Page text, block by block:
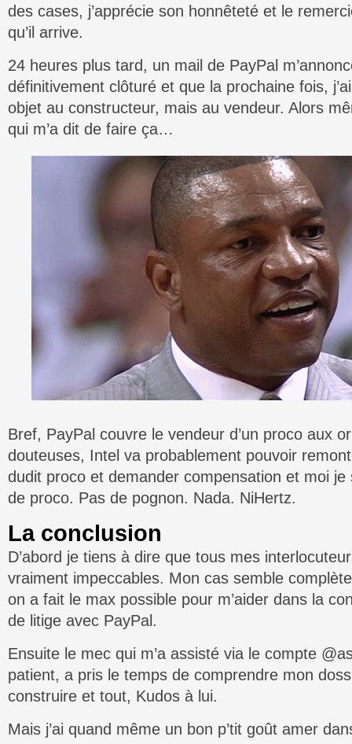
des cases, j’apprécie son honnêteté et le
qu’il arrive.
24 heures plus tard, un mail de PayPal
définitivement clôturé et que la prochaine fois,
objet au constructeur, mais au vendeur. Alors
qui m’a dit de faire ça…
Bref, PayPal couvre le vendeur d’un proco aux
douteuses, Intel va probablement pouvoir
dudit proco et demander compensation et moi
de proco. Pas de pognon. Nada. NiHertz.
La conclusion
D’abord je tiens à dire que tous mes
vraiment impeccables. Mon cas semble
on a fait le max possible pour m’aider dans la
de litige avec PayPal.
Ensuite le mec qui m’a assisté via le compte
patient, a pris le temps de comprendre mon
construire et tout, Kudos à lui.
Mais j’ai quand même un bon p’tit goût amer